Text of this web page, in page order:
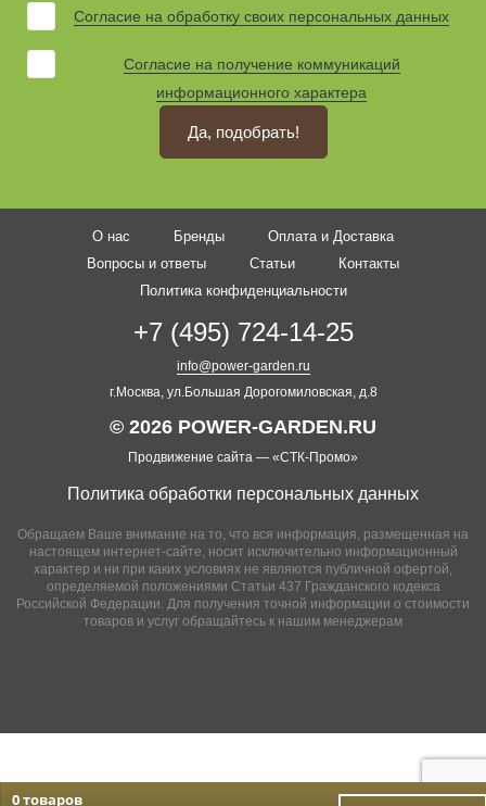
0 товаров
Согласие на обработку своих персональных данных
Согласие на получение коммуникаций
информационного характера
Да, подобрать!
О нас Бренды
Оплата и Доставка
Вопросы и ответы
Статьи
Контакты
Политика конфиденциальности
+7 (495) 724-14-25
info@power-garden.ru
г.Москва, ул.Большая Дорогомиловская, д.8
Обращаем Ваше внимание на то, что вся информация, размещенная на
настоящем интернет-сайте, носит исключительно информационный
характер и ни при каких условиях не являются публичной офертой,
определяемой положениями Статьи 437 Гражданского кодекса
Российской Федерации. Для получения точной информации о стоимости
товаров и услуг обращайтесь к нашим менеджерам
© 2026 POWER-GARDEN.RU
Продвижение сайта — «СТК-Промо»
Политика обработки персональных данных